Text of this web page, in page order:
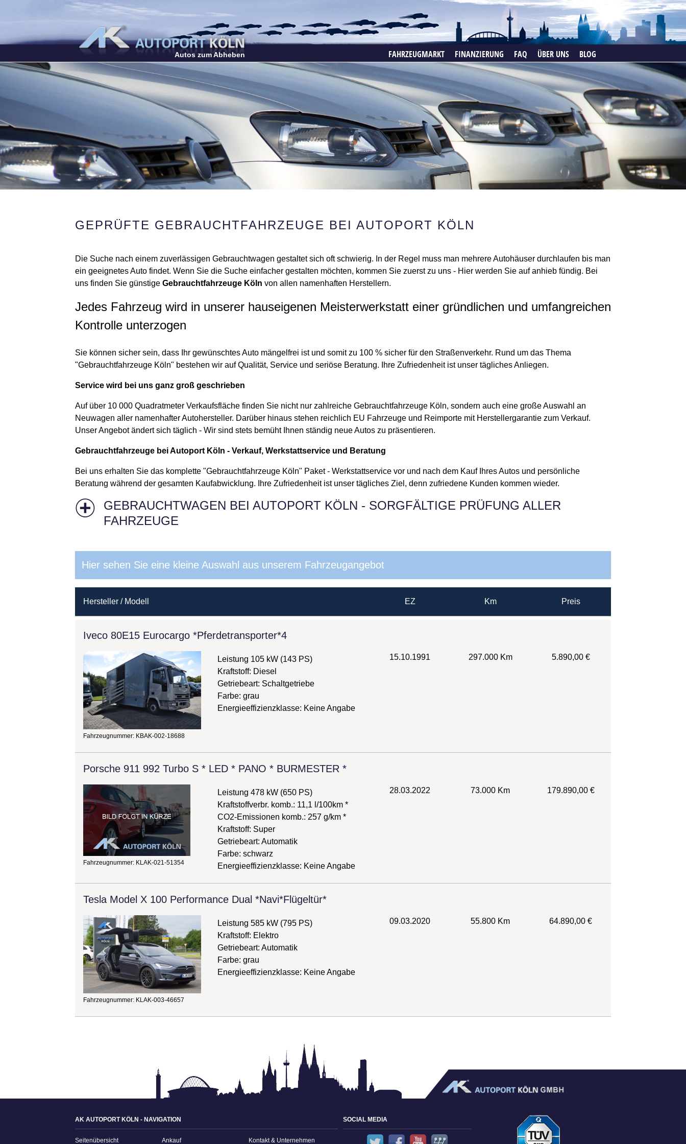
Autos zum Abheben FAHRZEUGMARKT FINANZIERUNG FAQ ÜBER UNS BLOG
GEPRÜFTE GEBRAUCHTFAHRZEUGE BEI AUTOPORT KÖLN
Die Suche nach einem zuverlässigen Gebrauchtwagen gestaltet sich oft schwierig. In der Regel muss man mehrere Autohäuser durchlaufen bis man
ein geeignetes Auto findet. Wenn Sie die Suche einfacher gestalten möchten, kommen Sie zuerst zu uns - Hier werden Sie auf anhieb fündig. Bei
uns finden Sie günstige Gebrauchtfahrzeuge Köln von allen namenhaften Herstellern.
Jedes Fahrzeug wird in unserer hauseigenen Meisterwerkstatt einer gründlichen und umfangreichen
Kontrolle unterzogen
Sie können sicher sein, dass Ihr gewünschtes Auto mängelfrei ist und somit zu 100 % sicher für den Straßenverkehr. Rund um das Thema
"Gebrauchtfahrzeuge Köln" bestehen wir auf Qualität, Service und seriöse Beratung. Ihre Zufriedenheit ist unser tägliches Anliegen.
Service wird bei uns ganz groß geschrieben
Auf über 10 000 Quadratmeter Verkaufsfläche finden Sie nicht nur zahlreiche Gebrauchtfahrzeuge Köln, sondern auch eine große Auswahl an
Neuwagen aller namenhafter Autohersteller. Darüber hinaus stehen reichlich EU Fahrzeuge und Reimporte mit Herstellergarantie zum Verkauf.
Unser Angebot ändert sich täglich - Wir sind stets bemüht Ihnen ständig neue Autos zu präsentieren.
Gebrauchtfahrzeuge bei Autoport Köln - Verkauf, Werkstattservice und Beratung
Bei uns erhalten Sie das komplette "Gebrauchtfahrzeuge Köln" Paket - Werkstattservice vor und nach dem Kauf Ihres Autos und persönliche
Beratung während der gesamten Kaufabwicklung. Ihre Zufriedenheit ist unser tägliches Ziel, denn zufriedene Kunden kommen wieder.
GEBRAUCHTWAGEN BEI AUTOPORT KÖLN - SORGFÄLTIGE PRÜFUNG ALLER
FAHRZEUGE
Hier sehen Sie eine kleine Auswahl aus unserem Fahrzeugangebot
Hersteller / Modell EZ Km Preis
Iveco 80E15 Eurocargo *Pferdetransporter*4
Fahrzeugnummer: KBAK-002-18688
Leistung 105 kW(143 PS)
Kraftstoff: Diesel
Getriebeart: Schaltgetriebe
Farbe: grau
Energieeffizienzklasse: Keine Angabe
15.10.1991 297.000 Km 5.890,00 €
Porsche 911 992 Turbo S * LED * PANO * BURMESTER *
Fahrzeugnummer: KLAK-021-51354
Leistung 478 kW(650 PS)
Kraftstoffverbr. komb.: 11,1 l/100km *
CO2-Emissionen komb.: 257 g/km *
Kraftstoff: Super
Getriebeart: Automatik
Farbe: schwarz
Energieeffizienzklasse: Keine Angabe
28.03.2022 73.000 Km 179.890,00 €
Tesla Model X 100 Performance Dual *Navi*Flügeltür*
Fahrzeugnummer: KLAK-003-46657
Leistung 585 kW(795 PS)
Kraftstoff: Elektro
Getriebeart: Automatik
Farbe: grau
Energieeffizienzklasse: Keine Angabe
09.03.2020 55.800 Km 64.890,00 €
AK AUTOPORT KÖLN - NAVIGATION
Seitenübersicht Ankauf Kontakt & Unternehmen
SOCIAL MEDIA
TwitterFacebookYouTube